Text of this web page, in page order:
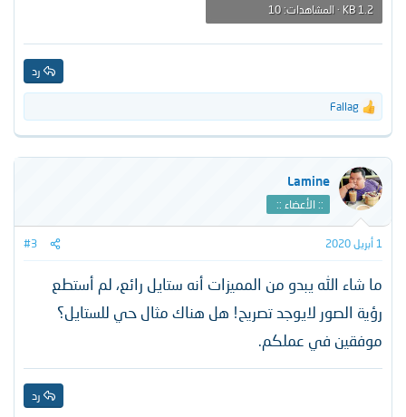
1.2 KB · المشاهدات: 10
رد
ا
ف
ا
ع
ل
ت
:
Fallag
Lamine
:: الأعضاء ::
1 أبريل 2020 #3
ما شاء الله يبدو من المميزات أنه ستايل رائع، لم أستطع
رؤية الصور لايوجد تصريح! هل هناك مثال حي للستايل؟
موفقين في عملكم.
رد